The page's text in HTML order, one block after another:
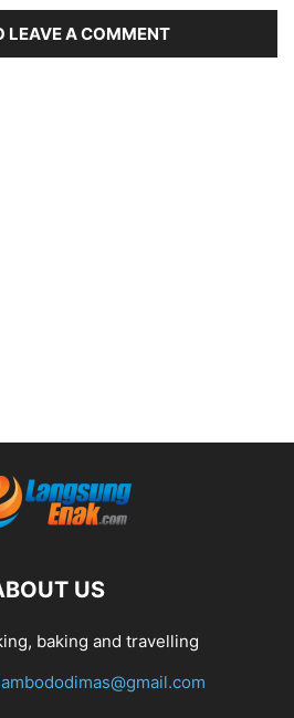
LEAVE A COMMENT
US
baking and travelling